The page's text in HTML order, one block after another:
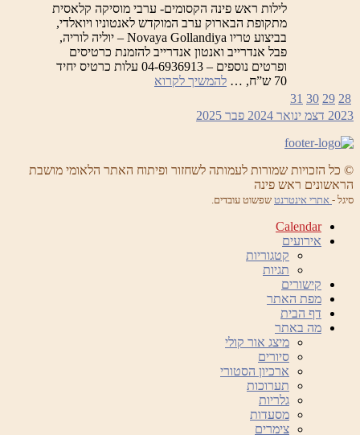
לילות ראש פינה הקסומים- ערבי מוסיקה קלאסית
מתקופת הבארוק ערב המוקדש לאנטוניו ויואלדי,
בביצוע טריו Novaya Gollandiya – יוליה לוריה,
פבל אנדרייב ואנטון אנדרייב להזמנת כרטיסים
ופרטים נוספים – 04-6936913 עלות כרטיס יחיד
70 ש”ח, …
להמשיך לקרוא
המוקדש
28
29
30
31
2023 דצמ ינואר 2024 פבר 2025
© כל הזכויות שמורות לעמותה לשחזור ופיתוח האתר הלאומי מושבת
הראשונים ראש פינה
סיגל - אתרי אינטרנט שפשוט עובדים.
Calendar
אירועים
קטגוריות
תגיות
קישורים
מפת האתר
דף הבית
מה באתר
מיצג אור קולי
סיורים
ארכיון הסטורי
תערוכות
גלריות
מסעדות
צימרים